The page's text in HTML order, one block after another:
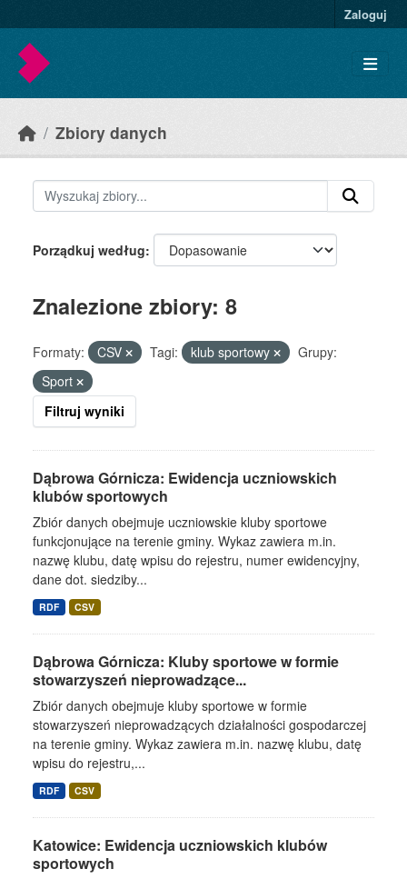
Zaloguj
Zbiory danych
Porządkuj według
Znalezione zbiory: 8
Formaty: CSV Tagi: klub sportowy
Grupy:
Sport
Filtruj wyniki
Dąbrowa Górnicza: Ewidencja uczniowskich
klubów sportowych
Zbiór danych obejmuje uczniowskie kluby sportowe
funkcjonujące na terenie gminy. Wykaz zawiera m.in.
nazwę klubu, datę wpisu do rejestru, numer ewidencyjny,
dane dot. siedziby...
RDF CSV
Dąbrowa Górnicza: Kluby sportowe w formie
stowarzyszeń nieprowadzące...
Zbiór danych obejmuje kluby sportowe w formie
stowarzyszeń nieprowadzących działalności gospodarczej
na terenie gminy. Wykaz zawiera m.in. nazwę klubu, datę
wpisu do rejestru,...
RDF CSV
Katowice: Ewidencja uczniowskich klubów
sportowych